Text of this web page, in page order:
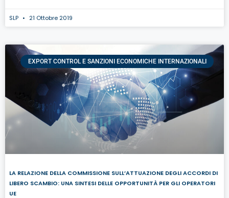
SLP 21 Ottobre 2019
EXPORT CONTROL E SANZIONI ECONOMICHE INTERNAZIONALI
LA RELAZIONE DELLA COMMISSIONE SULL’ATTUAZIONE DEGLI ACCORDI DI
LIBERO SCAMBIO: UNA SINTESI DELLE OPPORTUNITÀ PER GLI OPERATORI
UE